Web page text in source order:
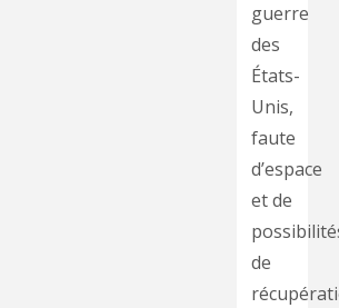
guerre
des
États-
Unis,
faute
d’espace
et de
de